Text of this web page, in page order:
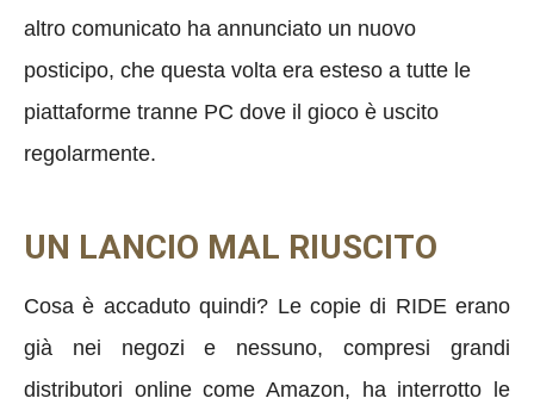
altro comunicato ha annunciato un nuovo
posticipo, che questa volta era esteso a tutte le
piattaforme tranne PC dove il gioco è uscito
regolarmente.
UN LANCIO MAL RIUSCITO
Cosa è accaduto quindi? Le copie di RIDE erano
già nei negozi e nessuno, compresi grandi
distributori online come Amazon, ha interrotto le